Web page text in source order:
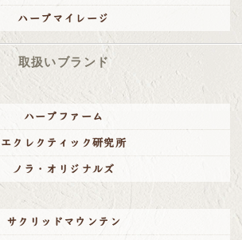
ハーブマイレージ
取扱いブランド
ハーブファーム
エクレクティック研究所
ノラ・オリジナルズ
サクリッドマウンテン